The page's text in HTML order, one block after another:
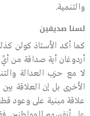
والتنمية.
لسنا صديقين
كما أكد الأستاذ كولن
أردوغان أية صداقة من
لا مع حزب العدالة
الأخرى بل إن العلاقة
علاقة مبنية على وعود